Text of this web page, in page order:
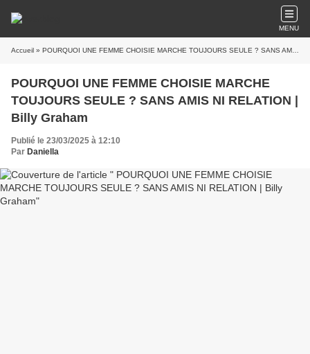
MENU
Accueil » POURQUOI UNE FEMME CHOISIE MARCHE TOUJOURS SEULE ? SANS AMIS NI RELATION | Billy Graham
POURQUOI UNE FEMME CHOISIE MARCHE
TOUJOURS SEULE ? SANS AMIS NI RELATION |
Billy Graham
Publié le 23/03/2025 à 12:10
Par Daniella